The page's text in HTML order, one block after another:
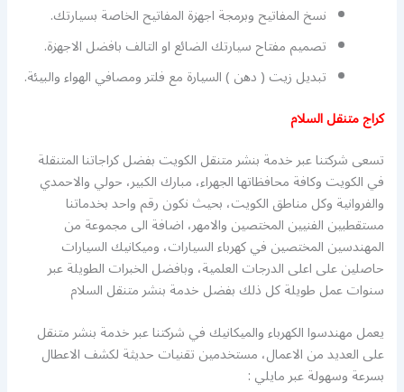
نسخ المفاتيح وبرمجة اجهزة المفاتيح الخاصة بسيارتك.
تصميم مفتاح سيارتك الضائع او التالف بافضل الاجهزة.
تبديل زيت ( دهن ) السيارة مع فلتر ومصافي الهواء والبيئة.
كراج متنقل السلام
تسعى شركتنا عبر خدمة بنشر متنقل الكويت بفضل كراجاتنا المتنقلة
في الكويت وكافة محافظاتها الجهراء، مبارك الكبير، حولي والاحمدي
والفروانية وكل مناطق الكويت، بحيث نكون رقم واحد بخدماتنا
مستقطبين الفنيين المختصين والامهر، اضافة الى مجموعة من
المهندسين المختصين في كهرباء السيارات، وميكانيك السيارات
حاصلين على اعلى الدرجات العلمية، وبافضل الخبرات الطويلة عبر
سنوات عمل طويلة كل ذلك بفضل خدمة بنشر متنقل السلام
يعمل مهندسوا الكهرباء والميكانيك في شركتنا عبر خدمة بنشر متنقل
على العديد من الاعمال، مستخدمين تقنيات حديثة لكشف الاعطال
بسرعة وسهولة عبر مايلي :